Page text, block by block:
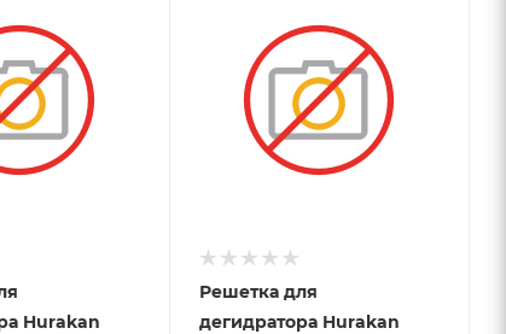
Hurakan
Решетка для
дегидратора Hurakan